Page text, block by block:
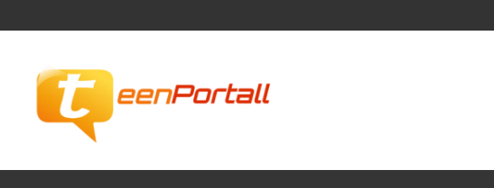
to
TeenPortall